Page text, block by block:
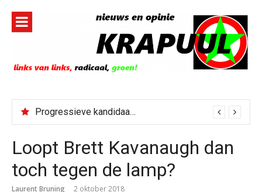
inhoud
Progressieve kandidaat El-Sayed senaatskandidaat Michigan
Loopt Brett Kavanaugh dan
toch tegen de lamp?
Laurent Bruning 2 oktober 2018